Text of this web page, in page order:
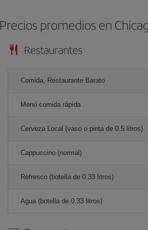
Precios promedios en
Restaurantes
Comida, Restaurante Barato
Menú comida rápida
Cerveza Local (vaso o pinta de 0.5 litros)
Cappuccino (normal)
Refresco (botella de 0.33 litros)
Agua (botella de 0.33 litros)